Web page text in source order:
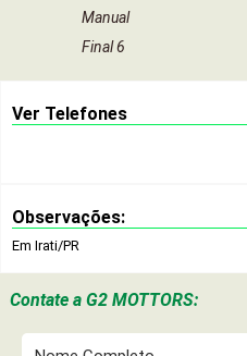
Manual
Final 6
Ver Telefones
Observações:
Em Irati/PR
Contate a G2 MOTTORS: